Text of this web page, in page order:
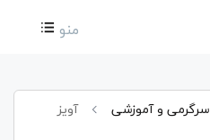
منو
سرگرمی و آموزشی
آویز